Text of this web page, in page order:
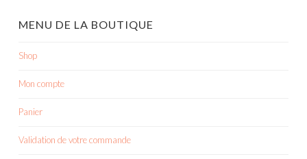
MENU DE LA BOUTIQUE
Shop
Mon compte
Panier
Validation de votre commande